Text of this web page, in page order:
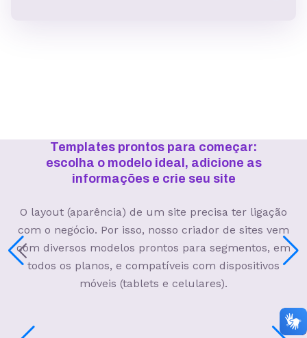
Templates prontos para começar:
escolha o modelo ideal, adicione as
informações e crie seu site
O layout (aparência) de um site precisa ter ligação
com o negócio. Por isso, nosso criador de sites vem
com diversos modelos prontos para segmentos, em
todos os planos, e compatíveis com dispositivos
móveis (tablets e celulares).